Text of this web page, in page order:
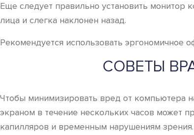
Еще следует правильно установить монитор
лица и слегка наклонен назад.
Рекомендуется использовать эргономичное
СОВЕТЫ
Чтобы минимизировать вред от компьютера
экраном в течение нескольких часов может
капилляров и временным нарушениям